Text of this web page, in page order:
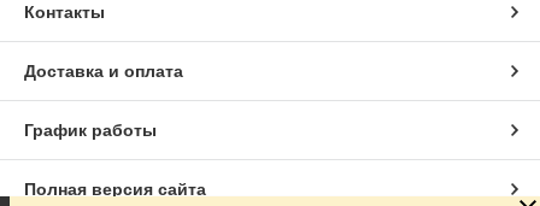
Контакты
Доставка и оплата
График работы
Полная версия сайта